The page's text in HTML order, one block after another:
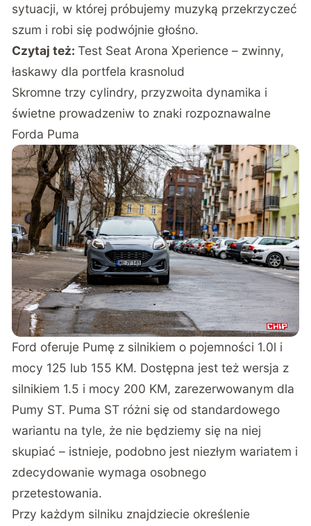
sytuacji, w której próbujemy muzyką przekrzyczeć
szum i robi się podwójnie głośno.
Czytaj też:Test Seat Arona Xperience – zwinny,
łaskawy dla portfela krasnolud
Skromne trzy cylindry, przyzwoita dynamika i
świetne prowadzeniw to znaki rozpoznawalne
Forda Puma
Ford oferuje Pumę z silnikiem o pojemności 1.0l i
mocy 125 lub 155 KM. Dostępna jest też wersja z
silnikiem 1.5 i mocy 200 KM, zarezerwowanym dla
Pumy ST. Puma ST różni się od standardowego
wariantu na tyle, że nie będziemy się na niej
skupiać – istnieje, podobno jest niezłym wariatem i
zdecydowanie wymaga osobnego
przetestowania.
Przy każdym silniku znajdziecie określenie